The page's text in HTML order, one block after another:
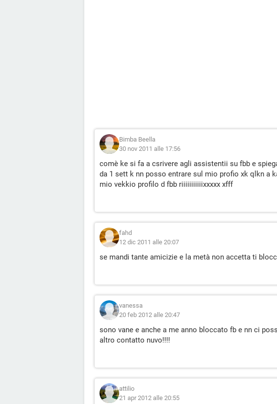
Bimba Beella
30 nov 2011 alle 17:56
comè ke si fa a csrivere agli assistentii su fbb e
da 1 sett k nn posso entrare sul mio profio xk qlkn a
mio vekkio profilo d fbb riiiiiiiiiiixxxxx xfff
fahd
12 dic 2011 alle 20:07
se mandi tante amicizie e la metà non accetta ti
vanessa
20 feb 2012 alle 20:47
sono vane e anche a me anno bloccato fb e nn ci
altro contatto nuvo!!!!
attilio
21 apr 2012 alle 20:55